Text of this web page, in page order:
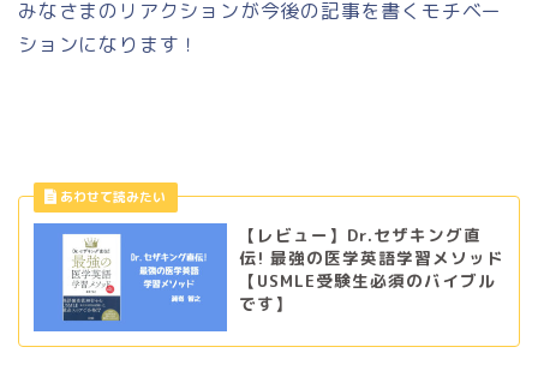
みなさまのリアクションが今後の記事を書くモチベー
ションになります！
【レビュー】Dr.セザキング直
伝! 最強の医学英語学習メソッド
【USMLE受験生必須のバイブル
です】